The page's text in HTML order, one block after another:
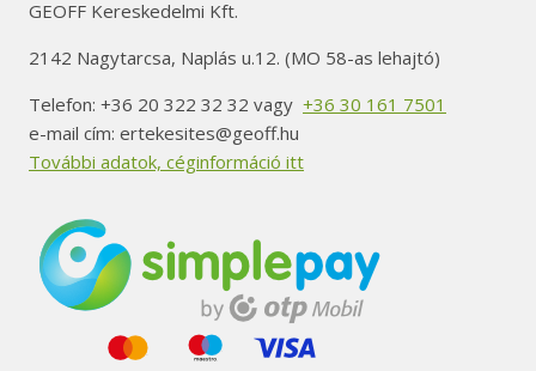
GEOFF Kereskedelmi Kft.
2142 Nagytarcsa, Naplás u.12. (MO 58-as lehajtó)
Telefon: +36 20 322 32 32 vagy +36 30 161 7501
e-mail cím: ertekesites@geoff.hu
További adatok, céginformáció itt